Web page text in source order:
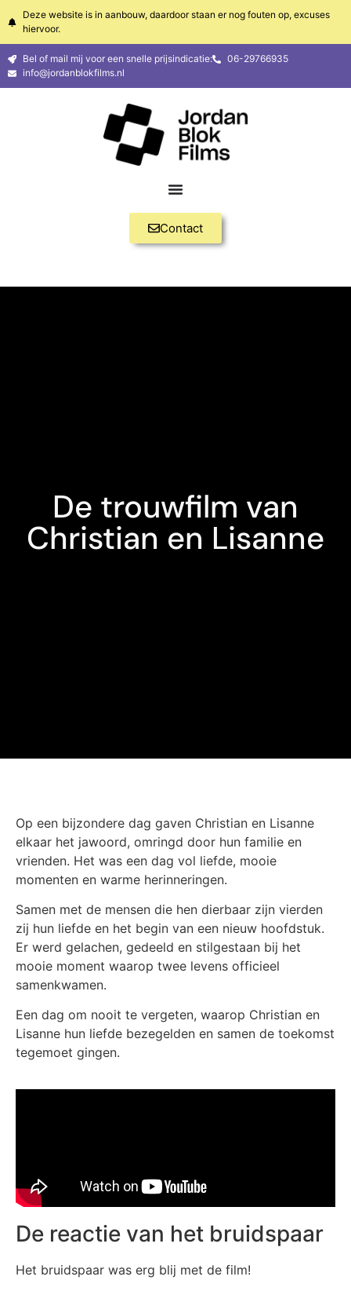
Deze website is in aanbouw, daardoor staan er nog fouten op, excuses
hiervoor.
Bel of mail mij voor een snelle prijsindicatie:
06-29766935
info@jordanblokfilms.nl
Contact
De trouwfilm van
Christian en Lisanne
Op een bijzondere dag gaven Christian en Lisanne
elkaar het jawoord, omringd door hun familie en
vrienden. Het was een dag vol liefde, mooie
momenten en warme herinneringen.
Samen met de mensen die hen dierbaar zijn vierden
zij hun liefde en het begin van een nieuw hoofdstuk.
Er werd gelachen, gedeeld en stilgestaan bij het
mooie moment waarop twee levens officieel
samenkwamen.
Een dag om nooit te vergeten, waarop Christian en
Lisanne hun liefde bezegelden en samen de toekomst
tegemoet gingen.
De reactie van het bruidspaar
Het bruidspaar was erg blij met de film!